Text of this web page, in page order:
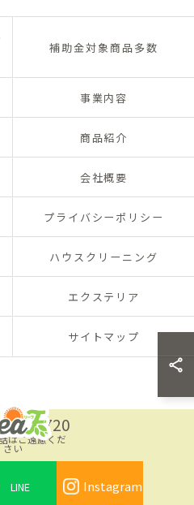
8720
はご遠慮くだ
さい
LINE Instagram
補助金対象商品多数
事業内容
商品紹介
会社概要
プライバシーポリシー
ハウスクリーニング
エクステリア
サイトマップ
ReaF ALL RIGHTS RESERVED.